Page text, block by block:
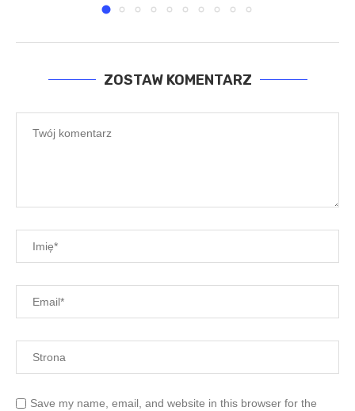
ZOSTAW KOMENTARZ
Save my name, email, and website in this browser for the